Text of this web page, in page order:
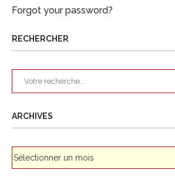
Forgot your password?
RECHERCHER
ARCHIVES